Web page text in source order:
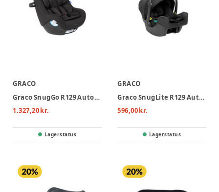
GRACO
Graco SnugGo R129 Autostol - Midnight
1.327,20 kr.
Lagerstatus
GRACO
Graco SnugLite R129 Autostol - Midnight
596,00 kr.
Lagerstatus